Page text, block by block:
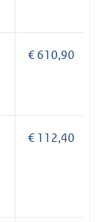
€ 610,90
€ 112,40